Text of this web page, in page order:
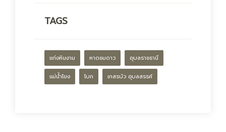
TAGS
แก่งหินงาม หาดชมดาว อุบลราชธานี
แม่น้ำโขง โบก เกสรบัว อุบลสรรค์